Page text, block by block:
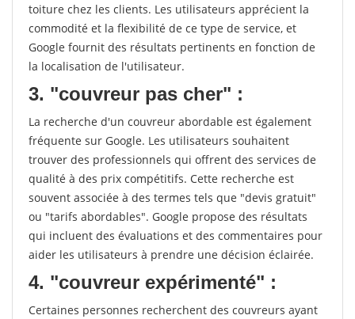
toiture chez les clients. Les utilisateurs apprécient la
commodité et la flexibilité de ce type de service, et
Google fournit des résultats pertinents en fonction de
la localisation de l'utilisateur.
3. "couvreur pas cher" :
La recherche d'un couvreur abordable est également
fréquente sur Google. Les utilisateurs souhaitent
trouver des professionnels qui offrent des services de
qualité à des prix compétitifs. Cette recherche est
souvent associée à des termes tels que "devis gratuit"
ou "tarifs abordables". Google propose des résultats
qui incluent des évaluations et des commentaires pour
aider les utilisateurs à prendre une décision éclairée.
4. "couvreur expérimenté" :
Certaines personnes recherchent des couvreurs ayant